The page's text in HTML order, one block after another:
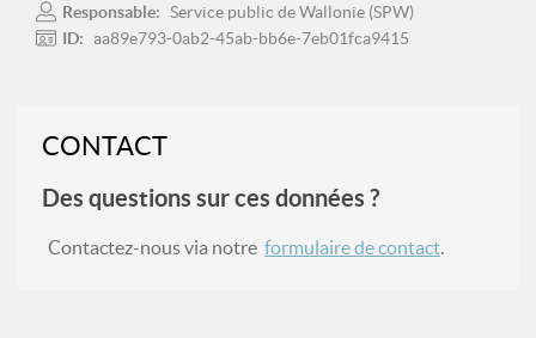
Responsable: Service public de Wallonie (SPW)
ID: aa89e793-0ab2-45ab-bb6e-7eb01fca9415
CONTACT
Des questions sur ces données ?
Contactez-nous via notre formulaire de contact.